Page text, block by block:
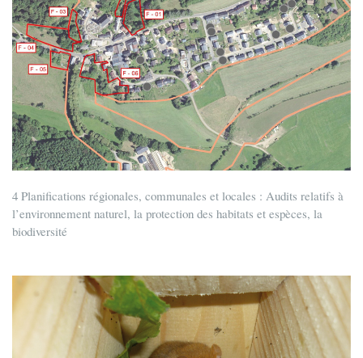
4 Planifications régionales, communales et locales : Audits relatifs à
l’environnement naturel, la protection des habitats et espèces, la
biodiversité